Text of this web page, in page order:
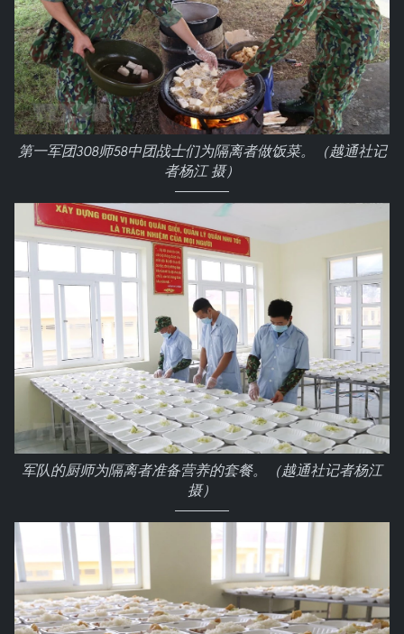
第一军团308师58中团战士们为隔离者做饭菜。（越通社记
者杨江 摄）
军队的厨师为隔离者准备营养的套餐。（越通社记者杨江
摄）